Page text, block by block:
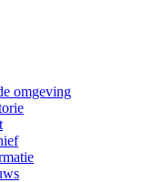
omgeving